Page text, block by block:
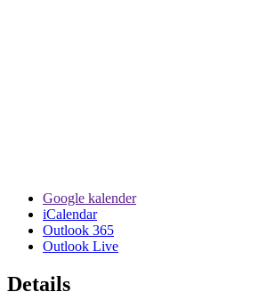
Google kalender
iCalendar
Outlook 365
Outlook Live
Details